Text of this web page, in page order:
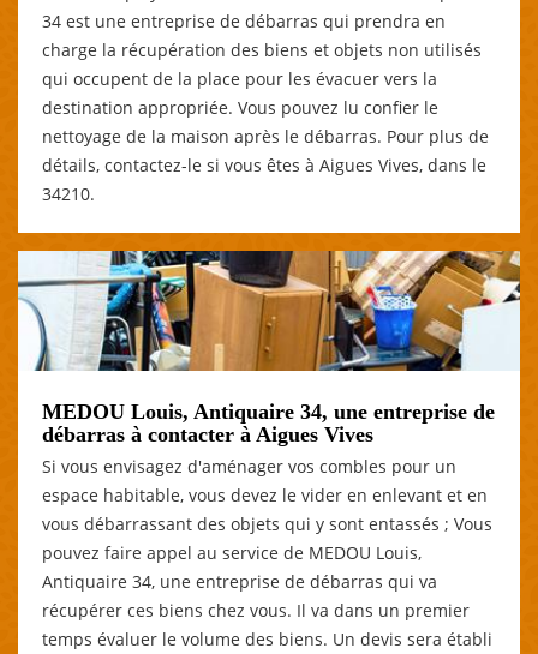
34 est une entreprise de débarras qui prendra en
charge la récupération des biens et objets non utilisés
qui occupent de la place pour les évacuer vers la
destination appropriée. Vous pouvez lu confier le
nettoyage de la maison après le débarras. Pour plus de
détails, contactez-le si vous êtes à Aigues Vives, dans le
34210.
MEDOU Louis, Antiquaire 34, une entreprise de
débarras à contacter à Aigues Vives
Si vous envisagez d'aménager vos combles pour un
espace habitable, vous devez le vider en enlevant et en
vous débarrassant des objets qui y sont entassés ; Vous
pouvez faire appel au service de MEDOU Louis,
Antiquaire 34, une entreprise de débarras qui va
récupérer ces biens chez vous. Il va dans un premier
temps évaluer le volume des biens. Un devis sera établi